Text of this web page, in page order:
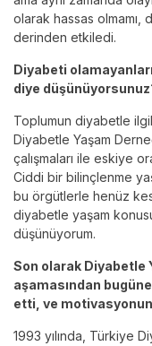
olarak hassas olmamı,
derinden etkiledi.
Diyabeti
diye
Toplumun diyabetle
Diyabetle Yaşam
çalışmaları ile eskiye
Ciddi bir bilinçlenme
bu örgütlerle henüz
diyabetle yaşam
düşünüyorum.
Son olarak Diyabetle
aşamasından
etti, ve
1993 yılında, Türkiye